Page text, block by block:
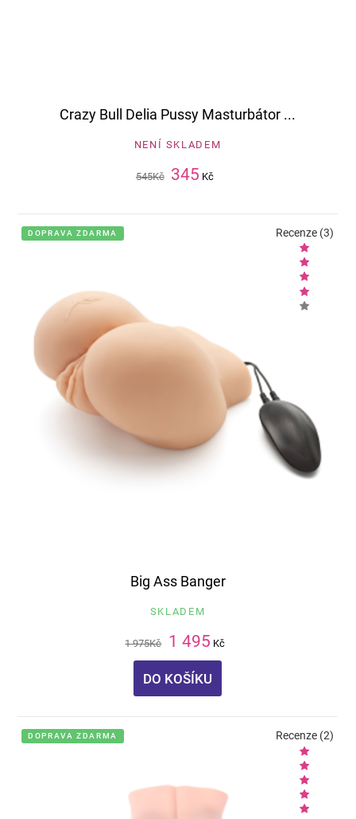
Crazy Bull Delia Pussy Masturbátor ...
NENÍ SKLADEM
545Kč 345 Kč
DOPRAVA ZDARMA
Big Ass Banger
SKLADEM
1 975Kč 1 495 Kč
DO KOŠÍKU
Recenze (3)
DOPRAVA ZDARMA Recenze (2)